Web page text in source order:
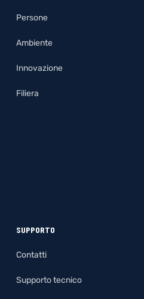
Persone
Ambiente
Innovazione
Filiera
SUPPORTO
Contatti
Supporto tecnico